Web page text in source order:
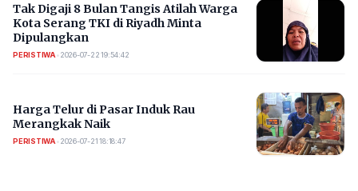
​Tak Digaji 8 Bulan Tangis Atilah Warga
Kota Serang TKI di Riyadh Minta
Dipulangkan
PERISTIWA• 2026-07-22 19:54:42
Harga Telur di Pasar Induk Rau
Merangkak Naik
PERISTIWA• 2026-07-21 18:18:47